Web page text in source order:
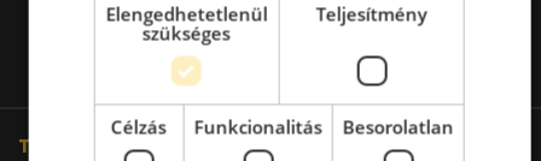
További oldalaink
Elengedhetetlenül
szükséges
Teljesítmény
Célzás Funkcionalitás Besorolatlan